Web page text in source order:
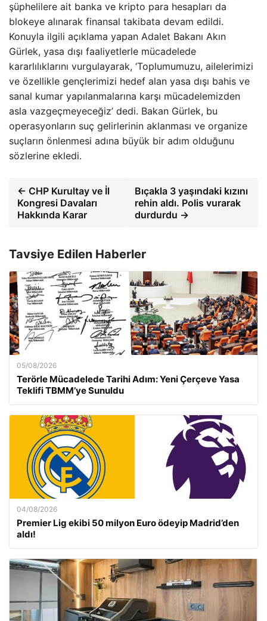
şüphelilere ait banka ve kripto para hesapları da
blokeye alınarak finansal takibata devam edildi.
Konuyla ilgili açıklama yapan Adalet Bakanı Akın
Gürlek, yasa dışı faaliyetlerle mücadelede
kararlılıklarını vurgulayarak, ‘Toplumumuzu, ailelerimizi
ve özellikle gençlerimizi hedef alan yasa dışı bahis ve
sanal kumar yapılanmalarına karşı mücadelemizden
asla vazgeçmeyeceğiz’ dedi. Bakan Gürlek, bu
operasyonların suç gelirlerinin aklanması ve organize
suçların önlenmesi adına büyük bir adım olduğunu
sözlerine ekledi.
← CHP Kurultay ve İl
Kongresi Davaları
Hakkında Karar
Bıçakla 3 yaşındaki kızını
rehin aldı. Polis vurarak
durdurdu →
Tavsiye Edilen Haberler
05/08/2026
Terörle Mücadelede Tarihi Adım: Yeni Çerçeve Yasa
Teklifi TBMM’ye Sunuldu
04/08/2026
Premier Lig ekibi 50 milyon Euro ödeyip Madrid’den
aldı!